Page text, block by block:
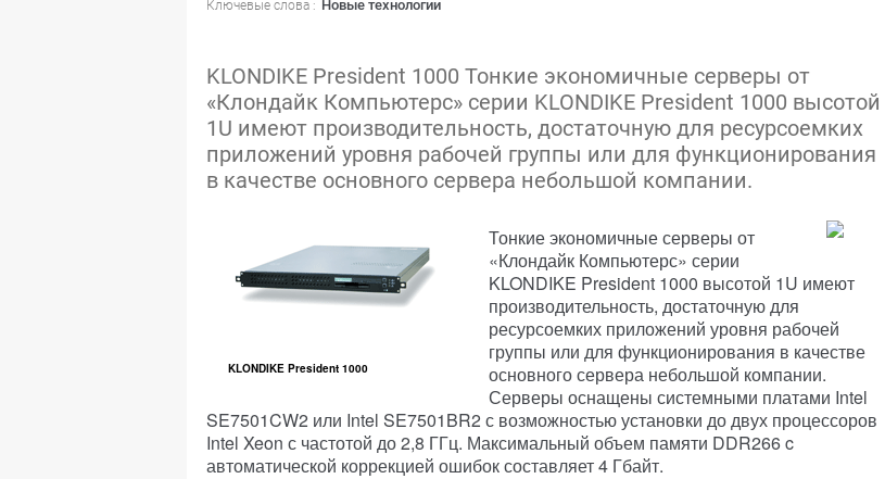
Ключевые слова : Новые технологии
KLONDIKE President 1000 Тонкие экономичные серверы от
«Клондайк Компьютерс» серии KLONDIKE President 1000 высотой
1U имеют производительность, достаточную для ресурсоемких
приложений уровня рабочей группы или для функционирования
в качестве основного сервера небольшой компании.
KLONDIKE President 1000
Тонкие экономичные серверы от
«Клондайк Компьютерс» серии
KLONDIKE President 1000 высотой 1U имеют
производительность, достаточную для
ресурсоемких приложений уровня рабочей
группы или для функционирования в качестве
основного сервера небольшой компании.
Серверы оснащены системными платами Intel
SE7501CW2 или Intel SE7501BR2 с возможностью установки до двух процессоров
Intel Xeon с частотой до 2,8 ГГц. Максимальный объем памяти DDR266 c
автоматической коррекцией ошибок составляет 4 Гбайт.